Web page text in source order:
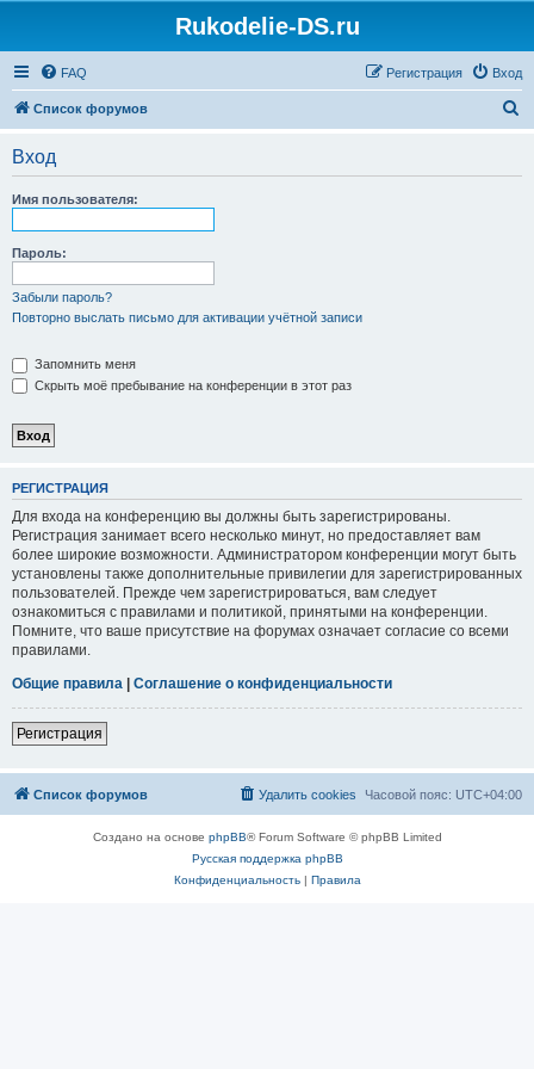
Rukodelie-DS.ru
FAQ Вход
Регистрация
Список форумов
Вход
Имя пользователя:
Пароль:
Забыли пароль?
Повторно выслать письмо для активации учётной записи
Запомнить меня
Скрыть моё пребывание на конференции в этот раз
РЕГИСТРАЦИЯ
Для входа на конференцию вы должны быть зарегистрированы.
Регистрация занимает всего несколько минут, но предоставляет вам
более широкие возможности. Администратором конференции могут быть
установлены также дополнительные привилегии для зарегистрированных
пользователей. Прежде чем зарегистрироваться, вам следует
ознакомиться с правилами и политикой, принятыми на конференции.
Помните, что ваше присутствие на форумах означает согласие со всеми
правилами.
Общие правила | Соглашение о конфиденциальности
Регистрация
Список форумов Часовой пояс: UTC+04:00
Удалить cookies
Создано на основе phpBB® Forum Software © phpBB Limited
Русская поддержка phpBB
Конфиденциальность| Правила